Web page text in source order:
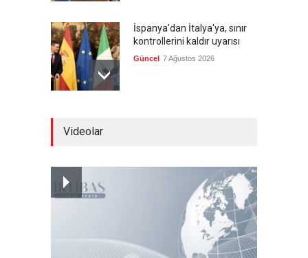
İspanya'dan İtalya'ya, sınır
kontrollerini kaldır uyarısı
Güncel 7 Ağustos 2026
Fransa'nın sosyal medyaya
yasak talebine ABD'den sert
Güncel 7 Ağustos 2026
Videolar